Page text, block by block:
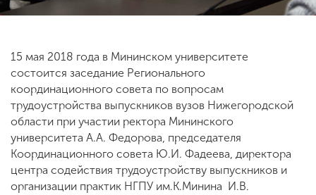
Приемная
15 мая 2018 года в Мининском университете
состоится заседание Регионального
координационного совета по вопросам
трудоустройства выпускников вузов Нижегородской
области при участии ректора Мининского
университета А.А. Федорова, председателя
Координационного совета Ю.И. Фадеева, директора
центра содействия трудоустройству выпускников и
организации практик НГПУ им.К.Минина И.В.